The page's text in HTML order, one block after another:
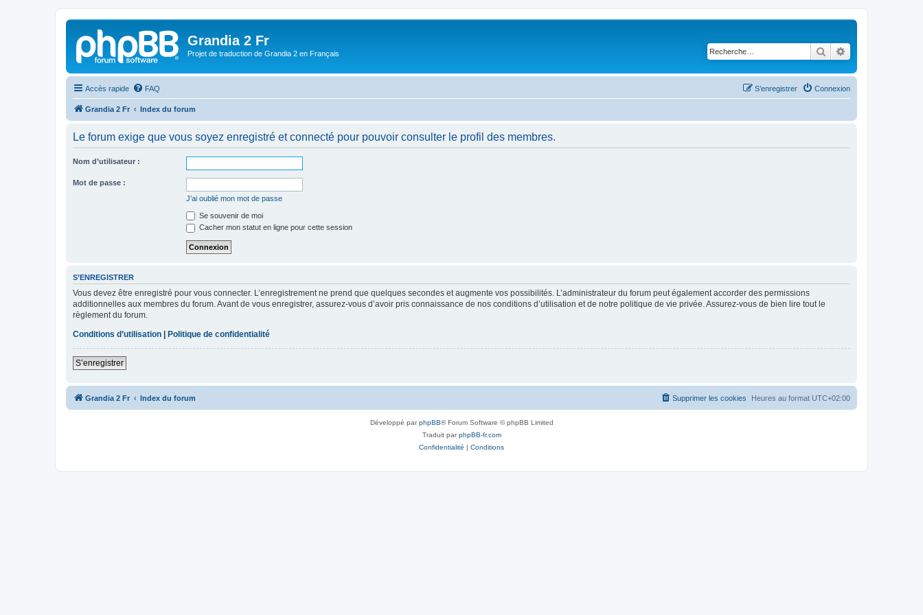
Grandia 2 Fr
Projet de traduction de Grandia 2 en Français Rechercher
Accès rapide FAQ Connexion
S’enregistrer
Grandia 2 Fr Index du forum
Le forum exige que vous soyez enregistré et connecté pour pouvoir consulter le profil des membres.
Nom d’utilisateur :
Mot de passe :
J’ai oublié mon mot de passe
Se souvenir de moi
Cacher mon statut en ligne pour cette session
S’ENREGISTRER
Vous devez être enregistré pour vous connecter. L’enregistrement ne prend que quelques secondes et augmente vos possibilités. L’administrateur du forum peut également accorder des permissions
additionnelles aux membres du forum. Avant de vous enregistrer, assurez-vous d’avoir pris connaissance de nos conditions d’utilisation et de notre politique de vie privée. Assurez-vous de bien lire tout le
règlement du forum.
Conditions d’utilisation
Politique de confidentialité
S’enregistrer
Grandia 2 Fr Index du forum Heures au format UTC+02:00
Supprimer les cookies
Développé parphpBB® Forum Software © phpBB Limited
Traduit parphpBB-fr.com
Confidentialité | Conditions